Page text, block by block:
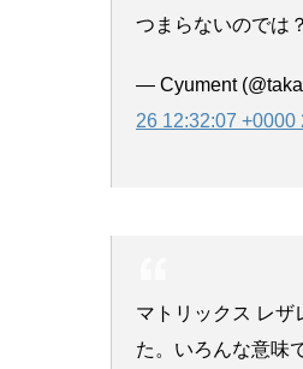
つまらないのでは
— Cyument
26 12:32:07 +0000
マトリックス レザ
た。いろんな意味